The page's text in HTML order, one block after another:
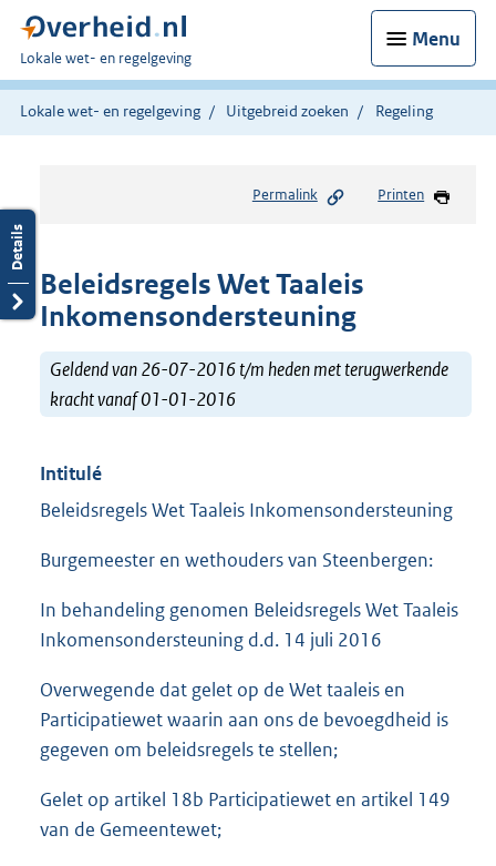
Menu
U
bent
hier:
Lokale wet- en regelgeving
Lokale wet- en regelgeving Uitgebreid zoeken Regeling
Permalink Printen
Beleidsregels Wet Taaleis
Inkomensondersteuning
Geldend van 26-07-2016 t/m heden met terugwerkende
kracht vanaf 01-01-2016
Intitulé
Beleidsregels Wet Taaleis Inkomensondersteuning
Burgemeester en wethouders van Steenbergen:
In behandeling genomen Beleidsregels Wet Taaleis
Inkomensondersteuning d.d. 14 juli 2016
Overwegende dat gelet op de Wet taaleis en
Participatiewet waarin aan ons de bevoegdheid is
gegeven om beleidsregels te stellen;
Gelet op artikel 18b Participatiewet en artikel 149
van de Gemeentewet;